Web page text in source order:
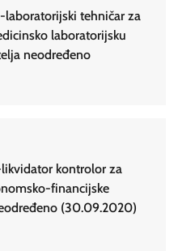
tehničar za
laboratorijsku
neodređeno
kontrolor za
financijske
(30.09.2020)